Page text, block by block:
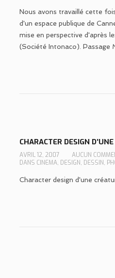
Nous avons travaillé cette
d'un espace publique de
mise en perspective d'après
(Société Intonaco). Passage
CHARACTER DESIGN
AVRIL 12, 2007
AUCUN
DANS CINEMA, DESIGN, DESSIN,
Character design d'une